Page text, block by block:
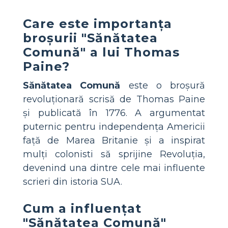
Care este importanța
broșurii "Sănătatea
Comună" a lui Thomas
Paine?
Sănătatea Comună este o broșură
revoluționară scrisă de Thomas Paine
și publicată în 1776. A argumentat
puternic pentru independența Americii
față de Marea Britanie și a inspirat
mulți colonisti să sprijine Revoluția,
devenind una dintre cele mai influente
scrieri din istoria SUA.
Cum a influențat
"Sănătatea Comună"